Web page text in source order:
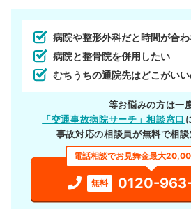
病院や整形外科だと時間が合
病院と整骨院を併用したい
むちうちの通院先はどこがい
等お悩みの方は一度
「交通事故病院サーチ」相談窓口
事故対応の相談員が無料で相談
電話相談でお見舞金最大
無料 0120-